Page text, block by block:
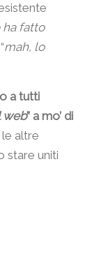
ha fatto
mah, lo
a tutti
web” a mo’ di
altre
stare uniti